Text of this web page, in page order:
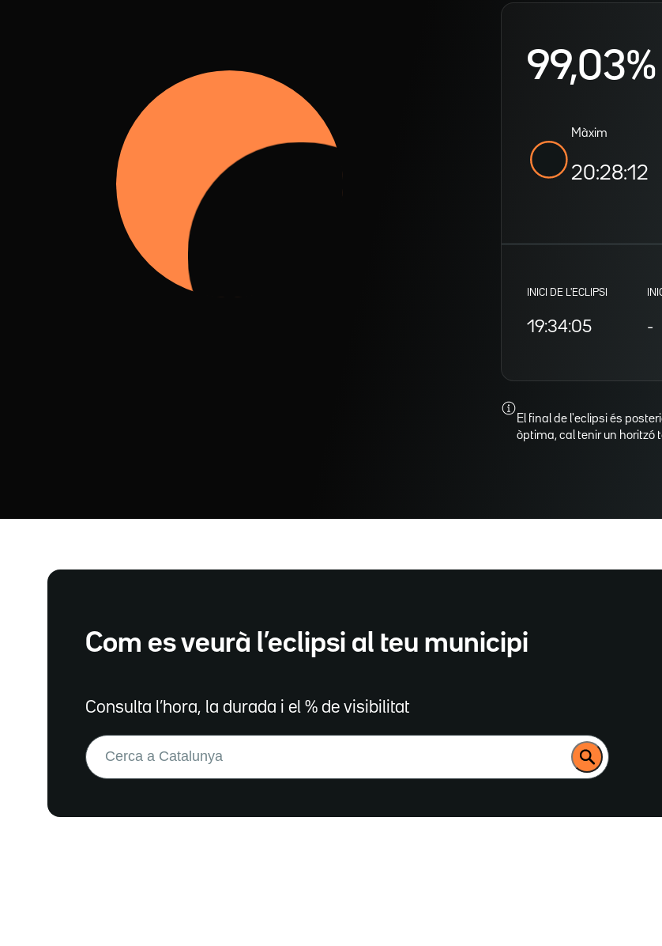
Màxim
20:28:12
INICI DE L'ECLIPSI
19:34:05 -
El final de l'eclipsi és
òptima, cal tenir un horitzó
Com es veurà l’eclipsi al teu municipi
Consulta l’hora, la durada i el % de visibilitat
Buscar: